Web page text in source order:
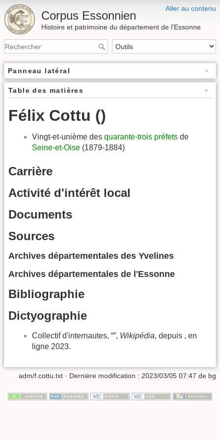
Aller au contenu
Corpus Essonnien
Histoire et patrimoine du département de l'Essonne
Panneau latéral
Table des matières
Félix Cottu ()
Vingt-et-unième des quarante-trois préfets de
Seine-et-Oise (1879-1884)
Carrière
Activité d'intérêt local
Documents
Sources
Archives départementales des Yvelines
Archives départementales de l'Essonne
Bibliographie
Dictyographie
Collectif d'internautes, “”, Wikipédia, depuis , en
ligne 2023.
adm/f.cottu.txt · Dernière modification : 2023/03/05 07:47 de bg